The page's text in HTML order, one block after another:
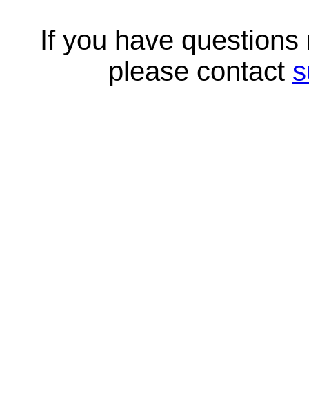
If you have
please contact